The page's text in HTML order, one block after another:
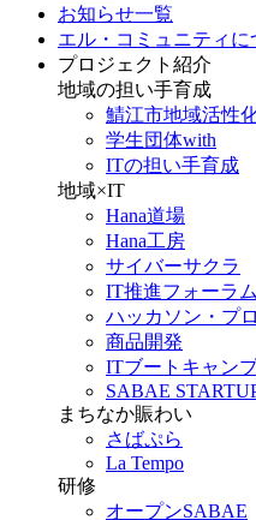
お知らせ一覧
エル・コミュニティに
プロジェクト紹介
地域の担い手育成
鯖江市地域活性
学生団体with
ITの担い手育成
地域×IT
Hana道場
Hana工房
サイバーサクラ
IT推進フォーラム
ハッカソン・プ
商品開発
ITブートキャン
SABAE
まちなか賑わい
さばぷら
La Tempo
研修
オープンSABAE